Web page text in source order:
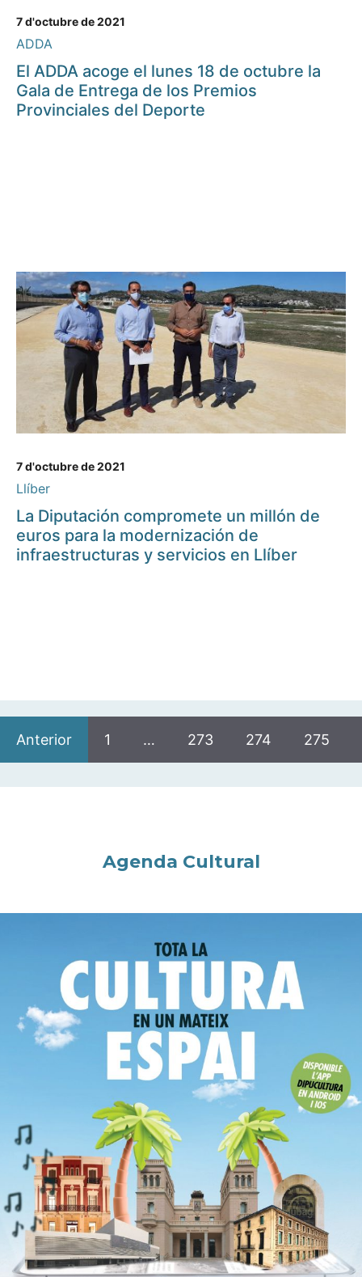
7 d'octubre de 2021
ADDA
El ADDA acoge el lunes 18 de octubre la
Gala de Entrega de los Premios
Provinciales del Deporte
7 d'octubre de 2021
Llíber
La Diputación compromete un millón de
euros para la modernización de
infraestructuras y servicios en Llíber
Anterior 1 … 273 274 275
Agenda Cultural